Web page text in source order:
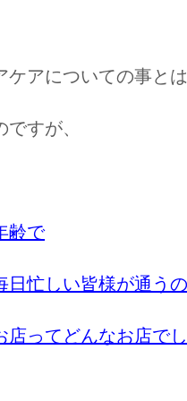
ケアについての事とは
すが、
齢で
日忙しい皆様が通う
店って どんなお店で